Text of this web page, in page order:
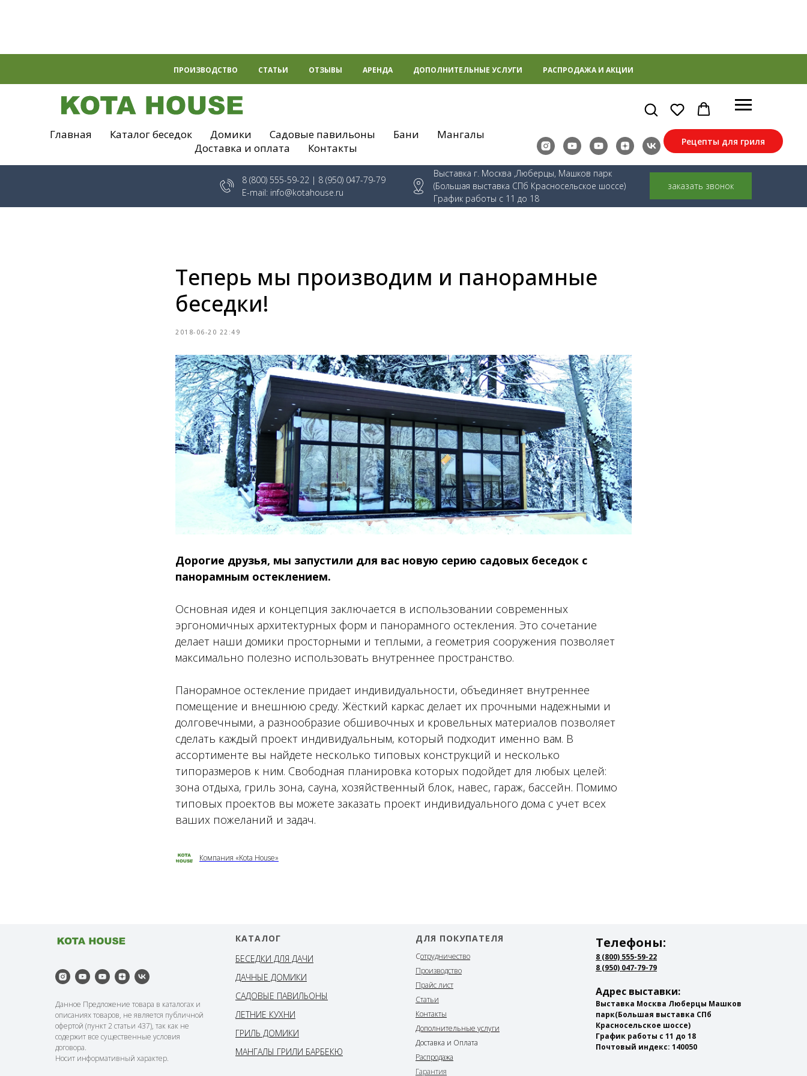
ПРОИЗВОДСТВО СТАТЬИ ОТЗЫВЫ АРЕНДА ДОПОЛНИТЕЛЬНЫЕ УСЛУГИ РАСПРОДАЖА И АКЦИИ
Главная Каталог беседок Домики Садовые павильоны Бани
Мангалы
Доставка и оплата
Контакты Рецепты для гриля
8 (800) 555-59-22 | 8 (950) 047-79-79
E-mail: info@kotahouse.ru
Выставка г. Москва ,Люберцы, Машков парк
(Большая выставка СПб Красносельское шоссе)
График работы с 11 до 18
заказать звонок
Теперь мы производим и панорамные
беседки!
2018-06-20 22:49
Дорогие друзья, мы запустили для вас новую серию садовых беседок с
панорамным остеклением.
Основная идея и концепция заключается в использовании современных
эргономичных архитектурных форм и панорамного остекления. Это сочетание
делает наши домики просторными и теплыми, а геометрия сооружения позволяет
максимально полезно использовать внутреннее пространство.
Панорамное остекление придает индивидуальности, объединяет внутреннее
помещение и внешнюю среду. Жёсткий каркас делает их прочными надежными и
долговечными, а разнообразие обшивочных и кровельных материалов позволяет
сделать каждый проект индивидуальным, который подходит именно вам. В
ассортименте вы найдете несколько типовых конструкций и несколько
типоразмеров к ним. Свободная планировка которых подойдет для любых целей:
зона отдыха, гриль зона, сауна, хозяйственный блок, навес, гараж, бассейн. Помимо
типовых проектов вы можете заказать проект индивидуального дома с учет всех
ваших пожеланий и задач.
Компания «Kota House»
Данное Предложение товара в каталогах и
описаниях товаров, не является публичной
офертой (пункт 2 статьи 437), так как не
содержит все существенные условия
договора.
Носит информативный характер.
КАТАЛОГ
БЕСЕДКИ ДЛЯ ДАЧИ
ДАЧНЫЕ ДОМИКИ
САДОВЫЕ ПАВИЛЬОНЫ
ЛЕТНИЕ КУХНИ
ГРИЛЬ ДОМИКИ
МАНГАЛЫ ГРИЛИ БАРБЕКЮ
ДЛЯ ПОКУПАТЕЛЯ
Сотрудничество
Производство
Прайс лист
Статьи
Контакты
Дополнительные услуги
Доставка и Оплата
Распродажа
Гарантия
Телефоны:
8 (800) 555-59-22
8 (950) 047-79-79
Адрес выставки:
Выставка Москва Люберцы Машков
парк(Большая выставка СПб
Красносельское шоссе)
График работы с 11 до 18
Почтовый индекс: 140050